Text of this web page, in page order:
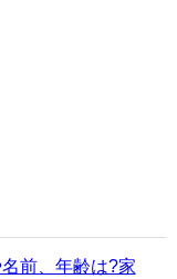
前、年齢は?家